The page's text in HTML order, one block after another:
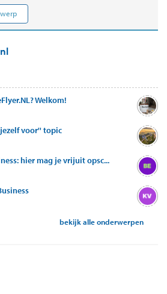
Welkom!
voor'' topic
hier mag je vrijuit opsc...
bekijk alle onderwerpen